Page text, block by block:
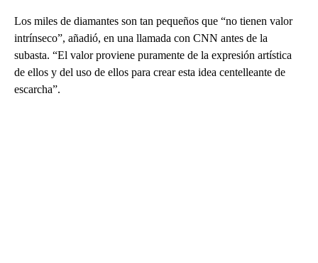
Los miles de diamantes son tan pequeños que “no tienen valor
intrínseco”, añadió, en una llamada con CNN antes de la
subasta. “El valor proviene puramente de la expresión artística
de ellos y del uso de ellos para crear esta idea centelleante de
escarcha”.